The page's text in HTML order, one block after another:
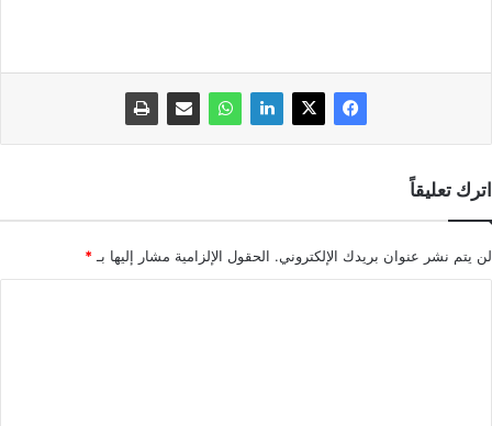
اترك تعليقاً
لن يتم نشر عنوان بريدك الإلكتروني. الحقول الإلزامية مشار إليها بـ*